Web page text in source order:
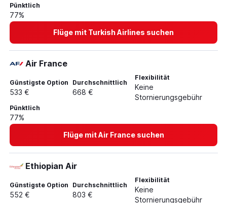
Pünktlich
77%
Flüge mit Turkish Airlines suchen
Air France
Günstigste Option
533 €
Durchschnittlich
668 €
Flexibilität
Keine
Stornierungsgebühr
Pünktlich
77%
Flüge mit Air France suchen
Ethiopian Air
Günstigste Option
552 €
Durchschnittlich
803 €
Flexibilität
Keine
Stornierungsgebühr